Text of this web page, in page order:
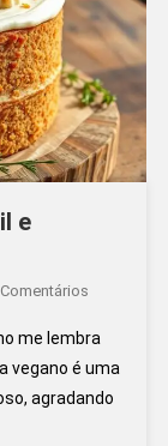
e
Em
De
Cenoura
Vegano:
me lembra
vegano é uma
agradando